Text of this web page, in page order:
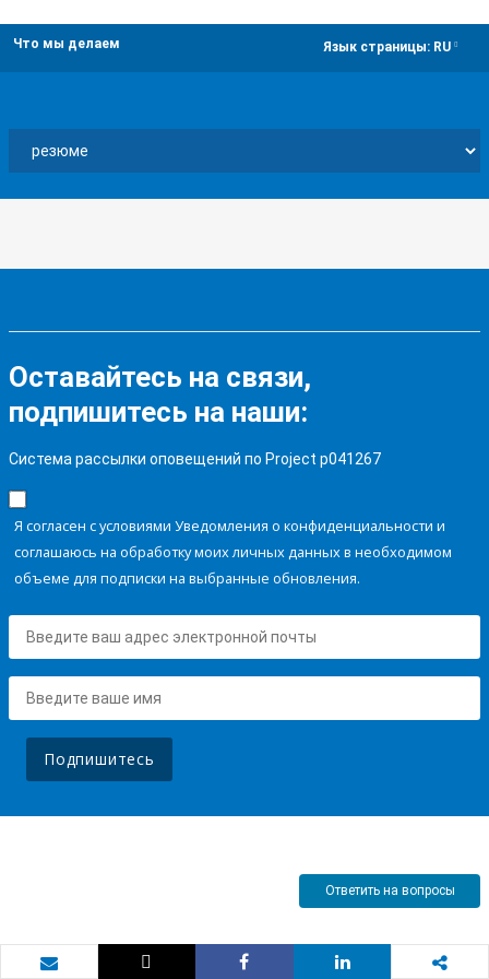
Что мы делаем Язык страницы: RU
Оставайтесь на связи,
подпишитесь на наши:
Система рассылки оповещений по Project p041267
Я согласен с условиями Уведомления о конфиденциальности и
соглашаюсь на обработку моих личных данных в необходимом
объеме для подписки на выбранные обновления.
Подпишитесь
Ответить на вопросы